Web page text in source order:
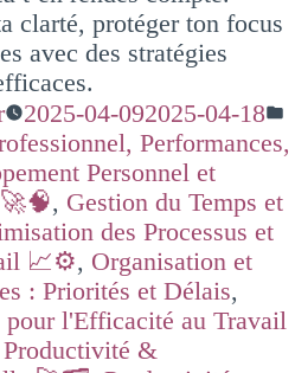
clarté, protéger ton focus
avec des stratégies
2025-04-092025-04-18
Performances,
Personnel et
, Gestion du Temps et
des Processus et
📈⚙️, Organisation et
: Priorités et Délais,
pour l'Efficacité au Travail
Productivité &